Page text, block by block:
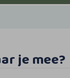
je mee?